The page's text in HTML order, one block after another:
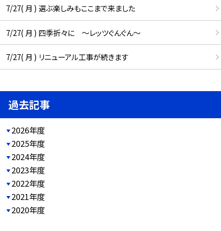
7/27( 月 ) 選ぶ楽しみもここまで来ました
7/27( 月 ) 四季折々に ～レッツぐんぐん～
7/27( 月 ) リニューアル工事が続きます
過去記事
2026年度
2025年度
2024年度
2023年度
2022年度
2021年度
2020年度